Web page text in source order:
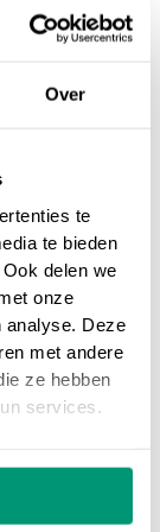
Over
te
te bieden
delen we
onze
analyse. Deze
met andere
ze hebben
services.
je
of
over
lekker.